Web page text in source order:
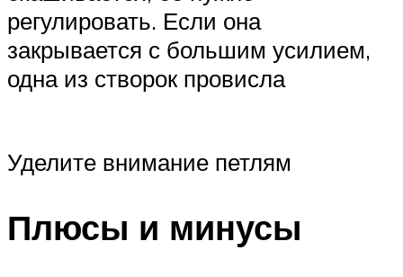
регулировать. Если она
закрывается с большим усилием,
одна из створок провисла
Уделите внимание петлям
Плюсы и минусы